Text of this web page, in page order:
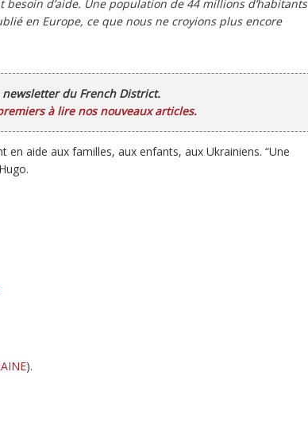
d’aide. Une population de 44 millions d’habitants
en Europe, ce que nous ne croyions plus encore
du French District.
à lire nos nouveaux articles.
aide aux familles, aux enfants, aux Ukrainiens. “Une
).